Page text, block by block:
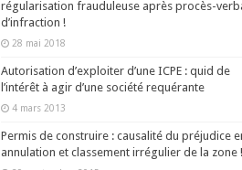
régularisation frauduleuse après procès-
d’infraction !
28 mai 2018
Autorisation d’exploiter d’une ICPE : quid de
l’intérêt à agir d’une société requérante
4 mars 2013
Permis de construire : causalité du préjudice
annulation et classement irrégulier de la zone !